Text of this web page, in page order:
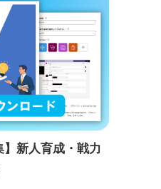
新人育成・戦力